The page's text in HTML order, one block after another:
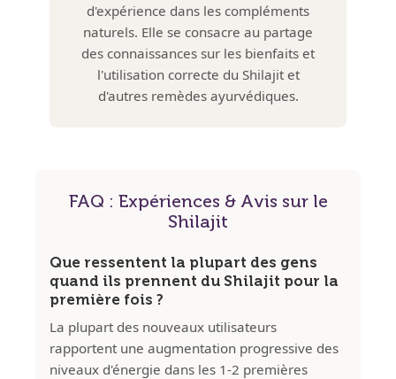
d'expérience dans les compléments
naturels. Elle se consacre au partage
des connaissances sur les bienfaits et
l'utilisation correcte du Shilajit et
d'autres remèdes ayurvédiques.
FAQ : Expériences & Avis sur le
Shilajit
Que ressentent la plupart des gens
quand ils prennent du Shilajit pour la
première fois ?
La plupart des nouveaux utilisateurs
rapportent une augmentation progressive des
niveaux d'énergie dans les 1-2 premières